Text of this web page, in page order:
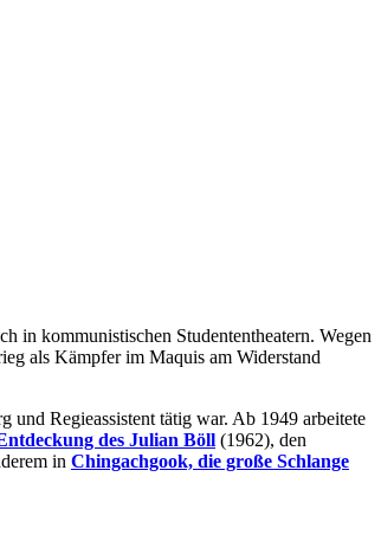
in kommunistischen Studententheatern. Wegen
als Kämpfer im Maquis am Widerstand
und Regieassistent tätig war. Ab 1949 arbeitete
des Julian Böll (1962), den
in Chingachgook, die große Schlange